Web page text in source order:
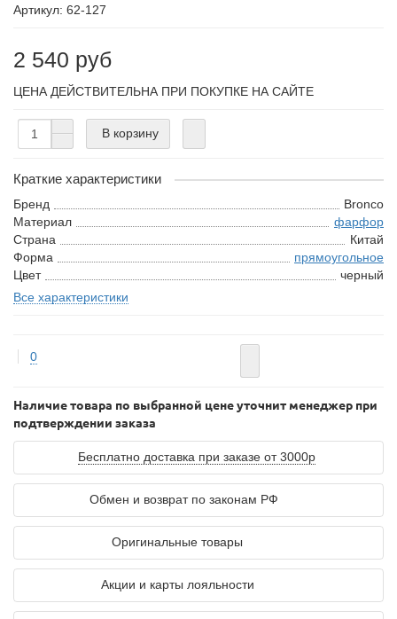
Артикул: 62-127
2 540 руб
ЦЕНА ДЕЙСТВИТЕЛЬНА ПРИ ПОКУПКЕ НА САЙТЕ
В корзину
Краткие характеристики
Бренд
Bronco
Материал
фарфор
Страна
Китай
Форма
прямоугольное
Цвет
черный
Все характеристики
0
Наличие товара по выбранной цене уточнит менеджер при
подтверждении заказа
Бесплатно доставка при заказе от 3000р
Обмен и возврат по законам РФ
Оригинальные товары
Акции и карты лояльности